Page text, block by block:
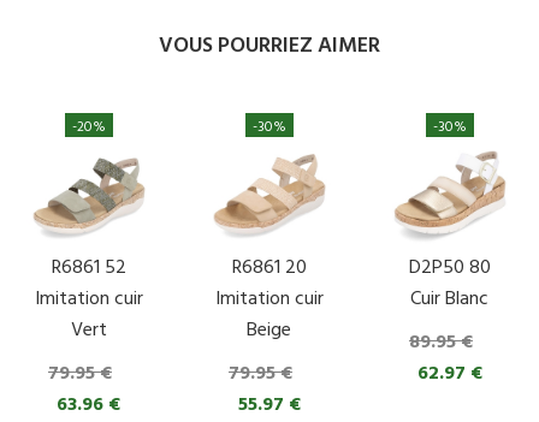
VOUS POURRIEZ AIMER
R6861 52
Imitation cuir
Vert
79.95 €
63.96 €
-20%
R6861 20
Imitation cuir
Beige
79.95 €
55.97 €
-30%
D2P50 80
Cuir Blanc
89.95 €
62.97 €
-30%